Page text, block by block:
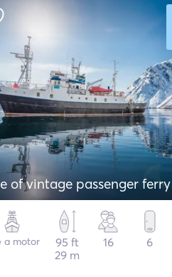
of vintage passenger ferry
a motor
95 ft
29 m
16 6